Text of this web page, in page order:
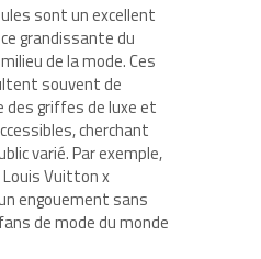
sont un excellent
grandissante du
de la mode. Ces
souvent de
griffes de luxe et
cherchant
varié. Par exemple,
Louis Vuitton x
engouement sans
de mode du monde